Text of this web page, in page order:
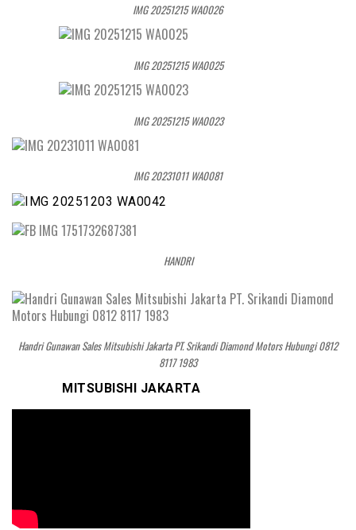
IMG 20251215 WA0026
IMG 20251215 WA0025
IMG 20251215 WA0023
IMG 20231011 WA0081
HANDRI
Handri Gunawan Sales Mitsubishi Jakarta PT. Srikandi Diamond Motors Hubungi 0812
8117 1983
MITSUBISHI JAKARTA